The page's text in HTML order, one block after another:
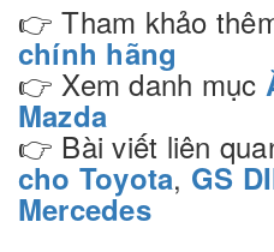
👉 Tham khảo
chính hãng
👉 Xem danh mục
Mazda
👉 Bài viết liên
cho Toyota, GS
Mercedes